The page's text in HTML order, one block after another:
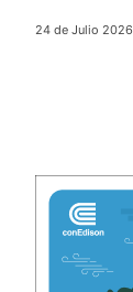
24 de Julio 2026